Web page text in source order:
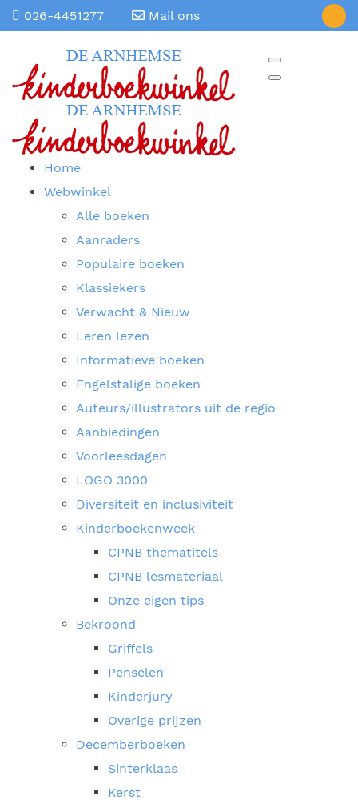
026-4451277 Mail ons
Home
Webwinkel
Alle boeken
Aanraders
Populaire boeken
Klassiekers
Verwacht & Nieuw
Leren lezen
Informatieve boeken
Engelstalige boeken
Auteurs/illustrators uit de regio
Aanbiedingen
Voorleesdagen
LOGO 3000
Diversiteit en inclusiviteit
Kinderboekenweek
CPNB thematitels
CPNB lesmateriaal
Onze eigen tips
Bekroond
Griffels
Penselen
Kinderjury
Overige prijzen
Decemberboeken
Sinterklaas
Kerst